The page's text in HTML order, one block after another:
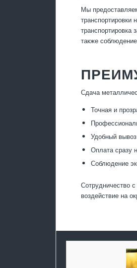
Мы
транспортировки
транспортировка
также
Сдача
Точная и
Удобный
Оплата сразу
Соблюдение
Сотрудничество
воздействие на